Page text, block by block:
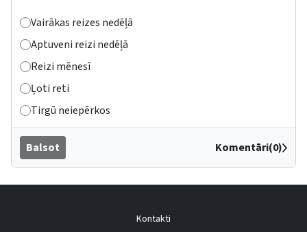
Vairākas reizes nedēļā
Aptuveni reizi nedēļā
Reizi mēnesī
Ļoti reti
Tirgū neiepērkos
Balsot Komentāri(0)
Kontakti